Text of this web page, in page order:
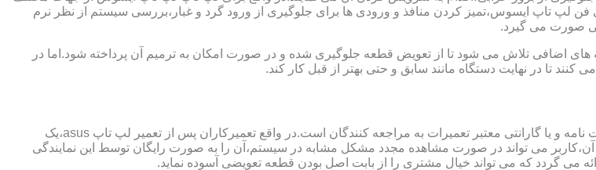
تاپ ایسوس،تمیز کردن منافذ و ورودی ها برای جلوگیری از ورود گرد و غبار،بررسی سیستم از نظر نرم
صورت می گیرد.
اضافی تلاش می شود تا از تعویض قطعه جلوگیری شده و در صورت امکان به ترمیم آن پرداخته شود.اما در
تا در نهایت دستگاه مانند سابق و حتی بهتر از قبل کار کند.
از مزایای قابل توجهی که نمایندگی تعمیر لپ تاپ ایسوس از آن برخوردار است،ارائه ضمانت نامه و یا گارانتی معتبر تعمیرات به مراجعه کنندگان است.در واقع تعمیرکاران پس از تعمیر لپ تاپ asus،یک
آن،کاربر می تواند در صورت مشاهده مجدد مشکل مشابه در سیستم،آن را به صورت رایگان توسط این نمایندگی
می گردد که می تواند خیال مشتری را از بابت اصل بودن قطعه تعویضی آسوده نماید.